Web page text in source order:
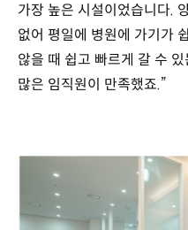
가장 높은 시설이었습니다.
없어 평일에 병원에 가기가
않을 때 쉽고 빠르게 갈 수
많은 임직원이 만족했죠.”